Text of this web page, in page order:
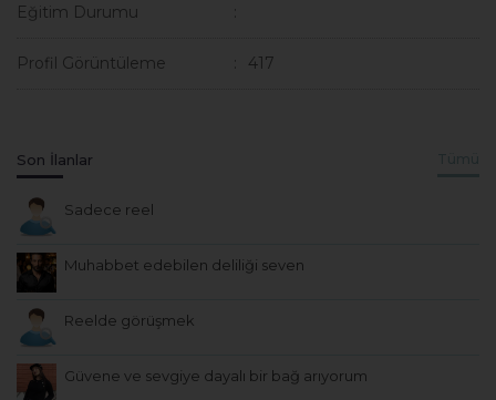
Eğitim Durumu
Profil Görüntüleme 417
Son İlanlar
Sadece reel
Muhabbet edebilen deliliği seven
Reelde görüşmek
Güvene ve sevgiye dayalı bir bağ arıyorum